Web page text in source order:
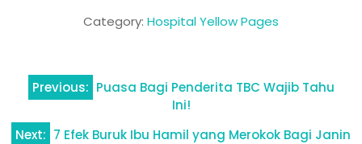
Category: Hospital Yellow Pages
Navigasi
pos
Previous: Puasa Bagi Penderita TBC Wajib Tahu
Ini!
Next: 7 Efek Buruk Ibu Hamil yang Merokok Bagi Janin